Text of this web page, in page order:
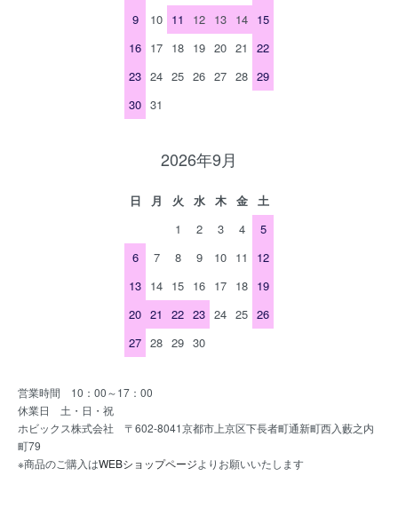
9
10 11 12 13 14 15
16 17 18 19 20 21
22
23 24 25 26 27 28 29
30 31
2026年9月
日 月 火 水 木 金
土
1
2 3 4
5
6
7 8 9 10 11
12
13 14 15 16 17 18 19
20 21 22 23 24 25 26
27 28 29 30
営業時間 10：00～17：00
休業日 土・日・祝
ホビックス株式会社 〒602-8041京都市上京区下長者町通新町西入藪之内
町79
※商品のご購入はWEBショップページよりお願いいたします